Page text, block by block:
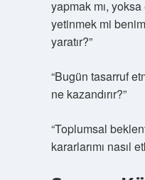
yapmak mı,
yetinmek mi
yaratır?”
“Bugün tasarruf
ne kazandırır?”
“Toplumsal
kararlarımı nasıl